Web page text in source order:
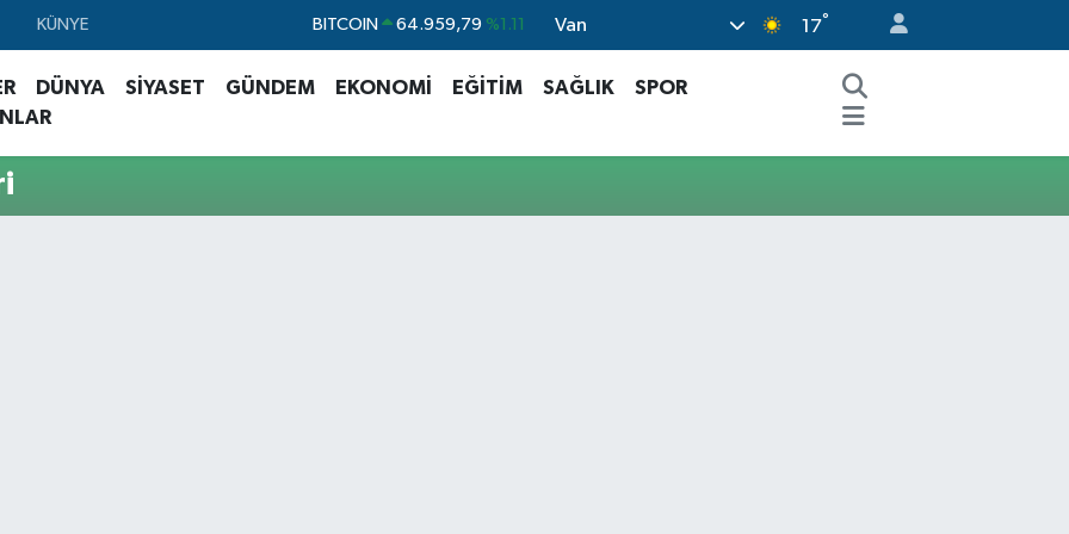
KÜNYE
EURO 55,2510 %0.32
Van 17°
DÜNYA SİYASET GÜNDEM EKONOMİ EĞİTİM SAĞLIK
SPOR